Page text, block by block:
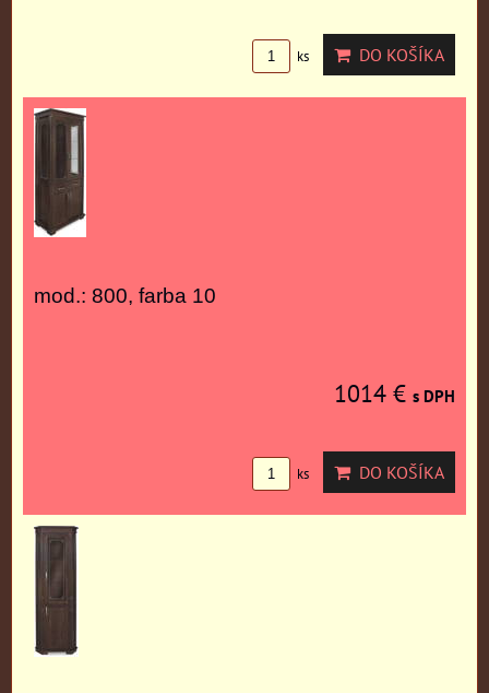
ks DO KOŠÍKA
mod.: 800, farba 10
1014 € s DPH
ks DO KOŠÍKA